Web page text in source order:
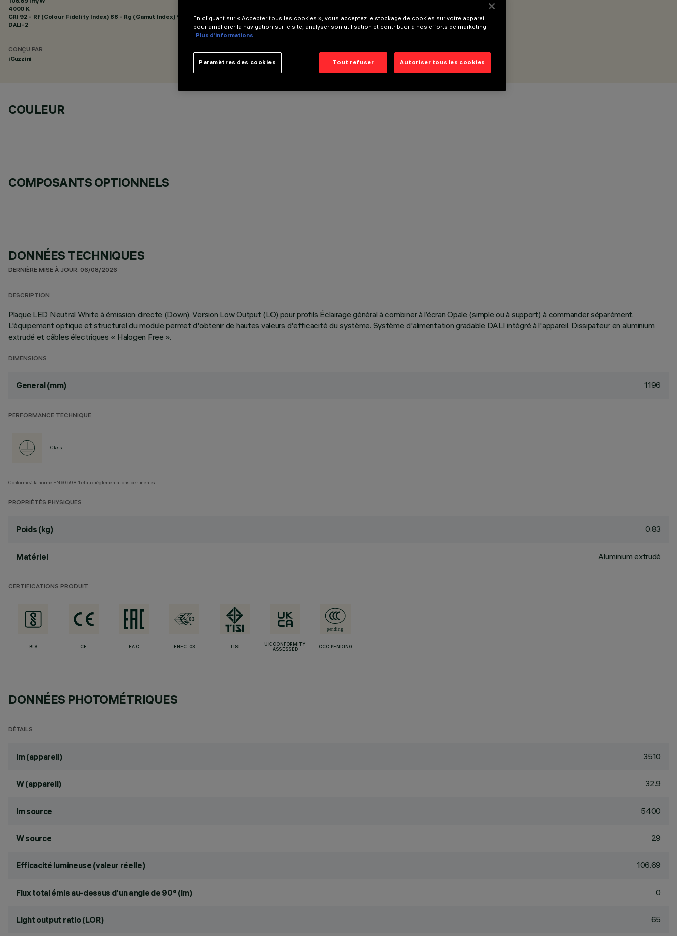
4000 K
CRI 92 - Rf (Colour Fidelity Index) 88 - Rg (Gamut Index) 95
DALI-2
CONÇU PAR
iGuzzini
COULEUR
COMPOSANTS OPTIONNELS
DONNÉES TECHNIQUES
DERNIÈRE MISE À JOUR: 06/08/2026
DESCRIPTION
Plaque LED Neutral White à émission directe (Down). Version Low Output (LO) pour profils Éclairage général à combiner à l’écran Opale (simple ou à support) à commander séparément.
L'équipement optique et structurel du module permet d'obtenir de hautes valeurs d'efficacité du système. Système d'alimentation gradable DALI intégré à l'appareil. Dissipateur en aluminium
extrudé et câbles électriques « Halogen Free ».
DIMENSIONS
General (mm) 1196
PERFORMANCE TECHNIQUE
Class I
Conforme à la norme EN60598-1 et aux réglementations pertinentes.
PROPRIÉTÉS PHYSIQUES
Poids (kg) 0.83
Matériel Aluminium extrudé
CERTIFICATIONS PRODUIT
BIS CE EAC ENEC-03 TISI
UK CONFORMITY
ASSESSED
CCC PENDING
DONNÉES PHOTOMÉTRIQUES
DÉTAILS
lm (appareil) 3510
W (appareil) 32.9
lm source 5400
W source 29
Efficacité lumineuse (valeur réelle) 106.69
Flux total émis au-dessus d'un angle de 90° (lm) 0
Light output ratio (LOR) 65
En cliquant sur « Accepter tous les cookies », vous acceptez le stockage de cookies sur votre appareil
pour améliorer la navigation sur le site, analyser son utilisation et contribuer à nos efforts de marketing.
Plus d’informations
Tout refuser Autoriser tous les cookies
Paramètres des cookies